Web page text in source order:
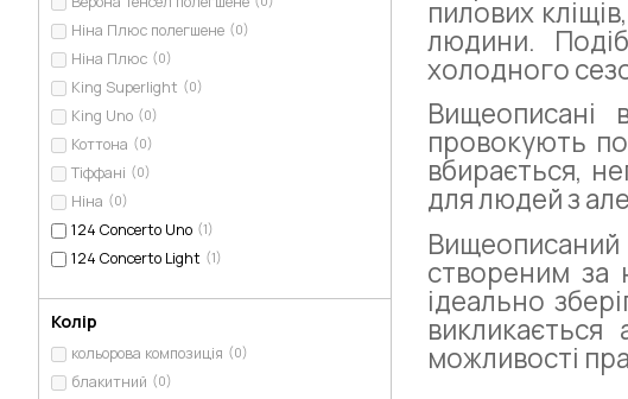
Ніна Плюс полегшене (0)
Ніна Плюс (0)
King Superlight (0)
King Uno (0)
Коттона (0)
Тіффані (0)
Ніна (0)
124 Concerto Uno (1)
124 Concerto Light (1)
Колір
кольорова композиція (0)
блакитний (0)
пилових
людини.
холодного
Вищеописані
провокують
вбирається,
для людей з
створеним за
ідеально
можливості